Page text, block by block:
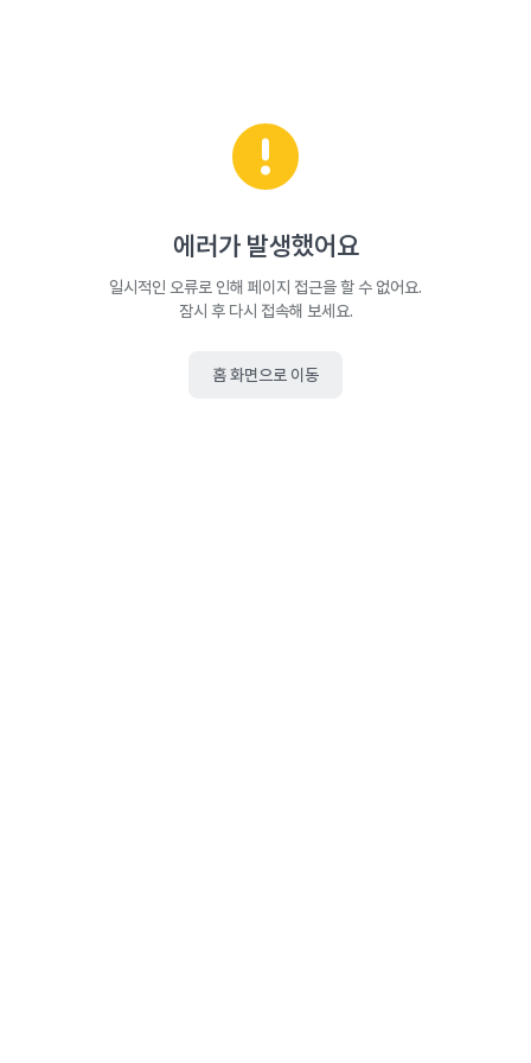
에러가 발생했어요
일시적인 오류로 인해 페이지 접근을 할 수 없어요.
잠시 후 다시 접속해 보세요.
홈 화면으로 이동